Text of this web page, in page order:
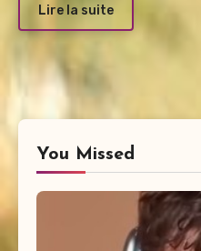
Lire la suite
You Missed